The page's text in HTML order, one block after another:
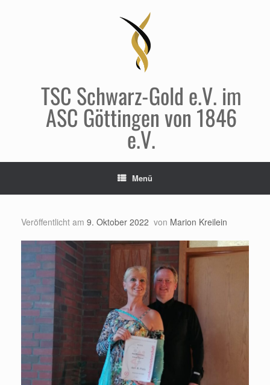
TSC Schwarz-Gold e.V. im
ASC Göttingen von 1846
e.V.
Menü
Veröffentlicht am 9. Oktober 2022 von Marion Kreilein